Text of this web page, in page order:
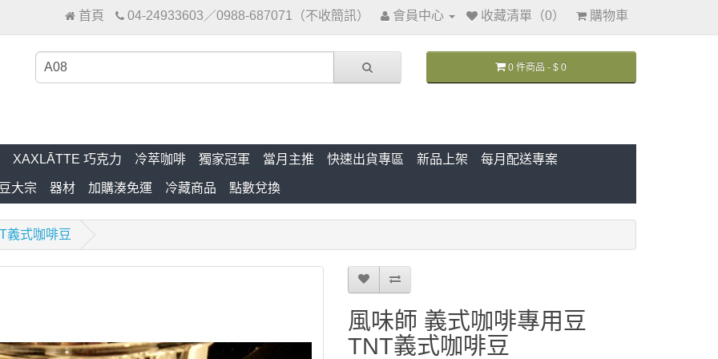
首頁 04-24933603／0988-687071（不收簡訊） 會員中心 收藏清單（0） 購物車
0 件商品 - $ 0
XAXLĀTTE 巧克力 冷萃咖啡 獨家冠軍 當月主推 快速出貨專區 新品上架 每月配送專案
大宗 器材 加購湊免運 冷藏商品 點數兌換
義式咖啡豆
風味師 義式咖啡專用豆
TNT義式咖啡豆